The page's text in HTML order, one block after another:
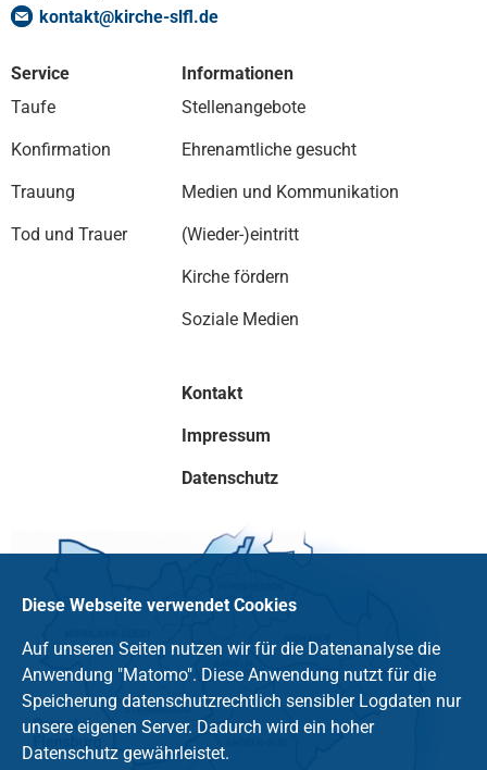
kontakt@kirche-slfl.de
Service
Taufe
Konfirmation
Trauung
Tod und Trauer
Informationen
Stellenangebote
Ehrenamtliche gesucht
Medien und Kommunikation
(Wieder-)eintritt
Kirche fördern
Soziale Medien
Kontakt
Impressum
Datenschutz
Diese Webseite verwendet Cookies
Auf unseren Seiten nutzen wir für die Datenanalyse die
Anwendung "Matomo". Diese Anwendung nutzt für die
Speicherung datenschutzrechtlich sensibler Logdaten nur
unsere eigenen Server. Dadurch wird ein hoher
Datenschutz gewährleistet.